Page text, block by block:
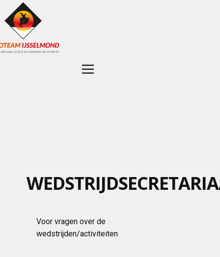
Voor vragen over de
wedstrijden/activiteiten